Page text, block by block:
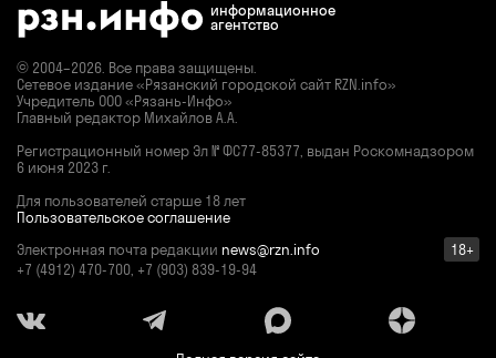
информационное
агентство
© 2004–2026. Все права защищены.
Сетевое издание «Рязанский городской сайт RZN.info»
Учредитель ООО «Рязань-Инфо»
Главный редактор Михайлов А.А.
Регистрационный номер Эл № ФС77-85377, выдан Роскомнадзором
6 июня 2023 г.
Для пользователей старше 18 лет
Пользовательское соглашение
Электронная почта редакции news@rzn.info
18+
+7 (4912) 470-700, +7 (903) 839-19-94